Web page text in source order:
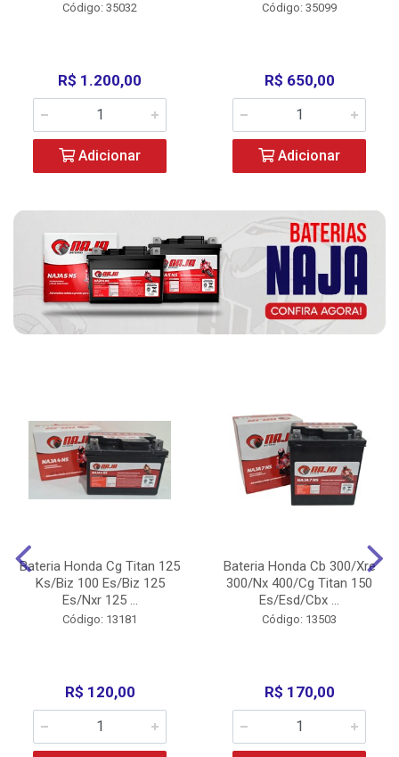
Código: 35032
R$ 1.200,00
Adicionar
Código: 35099
R$ 650,00
Adicionar
Bateria Honda Cg Titan 125
Ks/Biz 100 Es/Biz 125
Es/Nxr 125 ...
Código: 13181
R$ 120,00
Bateria Honda Cb 300/Xre
300/Nx 400/Cg Titan 150
Es/Esd/Cbx ...
Código: 13503
R$ 170,00